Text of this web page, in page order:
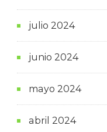
julio 2024
junio 2024
mayo 2024
abril 2024